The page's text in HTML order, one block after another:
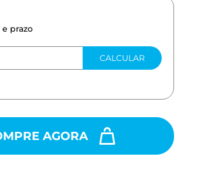
e prazo
CALCULAR
AGORA